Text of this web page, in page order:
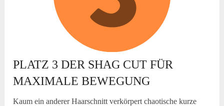
PLATZ 3 DER SHAG CUT FÜR
MAXIMALE BEWEGUNG
Kaum ein anderer Haarschnitt verkörpert chaotische kurze